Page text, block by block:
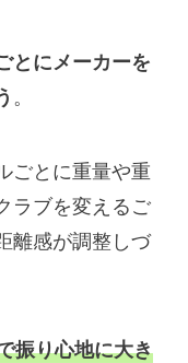
とにメーカーを
。
ごとに重量や重
ラブを変えるご
離感が調整しづ
振り心地に大き